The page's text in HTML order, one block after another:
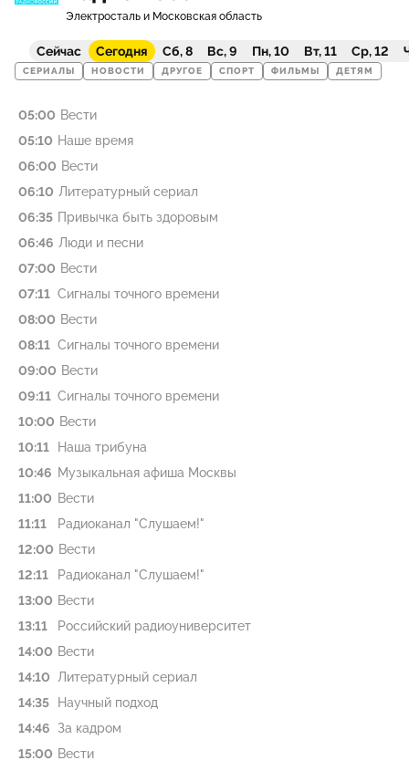
Электросталь и Московская область
Сейчас Сегодня Сб, 8 Вс, 9 Пн, 10 Вт, 11 Ср, 12
СЕРИАЛЫ НОВОСТИ ДРУГОЕ СПОРТ ФИЛЬМЫ ДЕТЯМ
05:00 Вести
05:10 Наше время
06:00 Вести
06:10 Литературный сериал
06:35 Привычка быть здоровым
06:46 Люди и песни
07:00 Вести
07:11 Сигналы точного времени
08:00 Вести
08:11 Сигналы точного времени
09:00 Вести
09:11 Сигналы точного времени
10:00 Вести
10:11
Наша трибуна
10:46 Музыкальная афиша Москвы
11:00 Вести
11:11
Радиоканал "Слушаем!"
12:00 Вести
12:11
Радиоканал "Слушаем!"
13:00 Вести
13:11
Российский радиоуниверситет
14:00 Вести
14:10
Литературный сериал
14:35
Научный подход
14:46
За кадром
15:00 Вести